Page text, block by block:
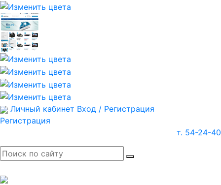
Личный кабинет Вход / Регистрация
Регистрация
т. 54-24-40